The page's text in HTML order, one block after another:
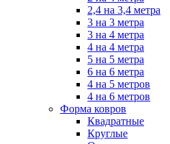
2,4 на 3,4 метра
3 на 3 метра
3 на 4 метра
4 на 4 метра
5 на 5 метра
6 на 6 метра
4 на 5 метров
4 на 6 метров
Форма ковров
Квадратные
Круглые